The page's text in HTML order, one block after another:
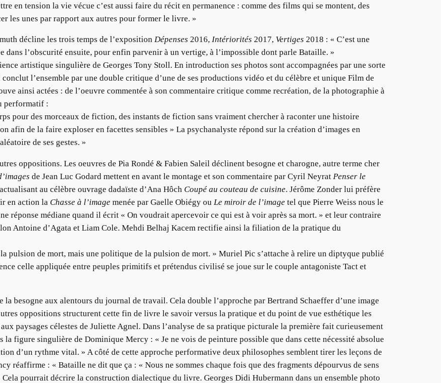
en tension la vie vécue c’est aussi faire du récit en permanence : comme des films qui se montent, des
les unes par rapport aux autres pour former le livre. »
décline les trois temps de l’exposition Dépenses 2016, Intériorités 2017, Vertiges 2018 : « C’est une
dans l’obscurité ensuite, pour enfin parvenir à un vertige, à l’impossible dont parle Bataille. »
artistique singulière de Georges Tony Stoll. En introduction ses photos sont accompagnées par une sorte
l’ensemble par une double critique d’une de ses productions vidéo et du célèbre et unique Film de
ainsi actées : de l’oeuvre commentée à son commentaire critique comme recréation, de la photographie à
performatif :
pour des morceaux de fiction, des instants de fiction sans vraiment chercher à raconter une histoire
afin de la faire exploser en facettes sensibles » La psychanalyste répond sur la création d’images en
de ses gestes. »
oppositions. Les oeuvres de Pia Rondé & Fabien Saleil déclinent besogne et charogne, autre terme cher
de Jean Luc Godard mettent en avant le montage et son commentaire par Cyril Neyrat Penser le
au célèbre ouvrage dadaïste d’Ana Hôch Coupé au couteau de cuisine. Jérôme Zonder lui préfère
en action la Chasse à l’image menée par Gaelle Obiégy ou Le miroir de l’image tel que Pierre Weiss nous le
réponse médiane quand il écrit « On voudrait apercevoir ce qui est à voir après sa mort. » et leur contraire
Antoine d’Agata et Liam Cole. Mehdi Belhaj Kacem rectifie ainsi la filiation de la pratique du
pulsion de mort, mais une politique de la pulsion de mort. » Muriel Pic s’attache à relire un diptyque publié
celle appliquée entre peuples primitifs et prétendus civilisé se joue sur le couple antagoniste Tact et
besogne aux alentours du journal de travail. Cela double l’approche par Bertrand Schaeffer d’une image
oppositions structurent cette fin de livre le savoir versus la pratique et du point de vue esthétique les
paysages célestes de Juliette Agnel. Dans l’analyse de sa pratique picturale la première fait curieusement
la figure singulière de Dominique Mercy : « Je ne vois de peinture possible que dans cette nécessité absolue
d’un rythme vital. » A côté de cette approche performative deux philosophes semblent tirer les leçons de
réaffirme : « Bataille ne dit que ça : « Nous ne sommes chaque fois que des fragments dépourvus de sens
Cela pourrait décrire la construction dialectique du livre. Georges Didi Hubermann dans un ensemble photo